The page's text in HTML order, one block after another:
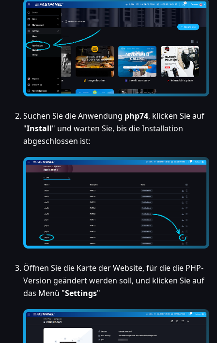
Suchen Sie die Anwendung php74, klicken Sie auf
"Install" und warten Sie, bis die Installation
abgeschlossen ist:
Öffnen Sie die Karte der Website, für die die PHP-
Version geändert werden soll, und klicken Sie auf
das Menü "Settings"